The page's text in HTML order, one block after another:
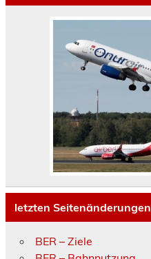
letzten Seitenänderungen
BER – Ziele